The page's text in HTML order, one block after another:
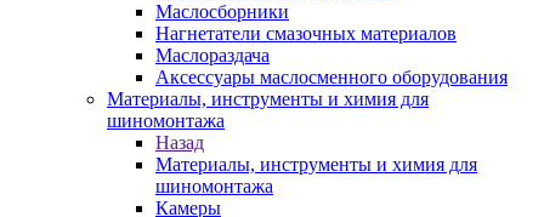
Маслосборники
Нагнетатели смазочных материалов
Маслораздача
Аксессуары маслосменного оборудования
Материалы, инструменты и химия для
шиномонтажа
Назад
Материалы, инструменты и химия для
шиномонтажа
Камеры